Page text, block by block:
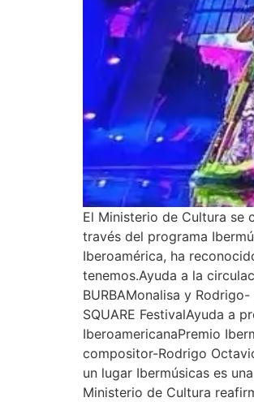
El Ministerio de Cultura se
través del programa
Iberoamérica, ha
tenemos.Ayuda a la
BURBAMonalisa y
SQUARE FestivalAyuda a
IberoamericanaPremio
compositor-Rodrigo
un lugar Ibermúsicas es
Ministerio de Cultura